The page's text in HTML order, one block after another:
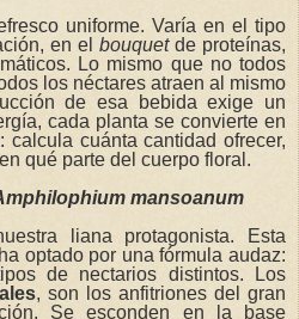
uniforme. Varía en el tipo
en el bouquetde proteínas,
Lo mismo que no todos
los néctares atraen al mismo
de esa bebida exige un
cada planta se convierte en
calcula cuánta cantidad ofrecer,
qué parte del cuerpo floral.
mansoanum
liana protagonista. Esta
optado por una fórmula audaz:
de nectarios distintos. Los
, son los anfitriones del gran
Se esconden en la base